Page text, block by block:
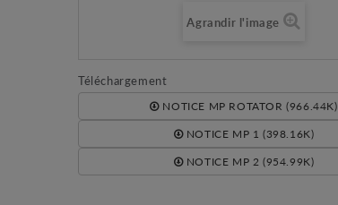
Agrandir l'image
Téléchargement
NOTICE MP ROTATOR (966.44K)
NOTICE MP 1 (398.16K)
NOTICE MP 2 (954.99K)